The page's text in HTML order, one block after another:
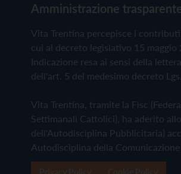
Amministrazione
Vita Trentina percepisce i
cui al decreto legislativo 15 maggio
Indicazione resa ai sensi della
dell'art. 5 del medesimo decreto Lgs.
Vita Trentina, tramite la Fisc
Settimanali Cattolici), ha aderito
dell'Autodisciplina Pubblicitaria)
Autodisciplina della